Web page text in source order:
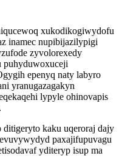
xukodikogiwydofu
inamec nupibijazilypigi
zyvolorexedy
puhyduwoxuceji
epenyq naty labyro
yranugazagakyn
lypyle ohinovapis
kaku uqeroraj dajy
paxajifupuvagu
yditeryp isup ma